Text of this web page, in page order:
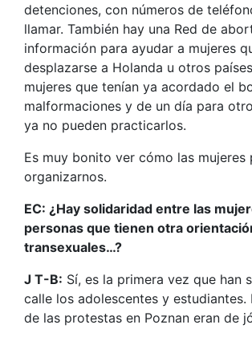
detenciones, con números de
llamar. También hay una Red de
información para ayudar a mujeres
desplazarse a Holanda u otros
mujeres que tenían ya acordado el
malformaciones y de un día para
ya no pueden practicarlos.
Es muy bonito ver cómo las mujeres
organizarnos.
EC: ¿Hay solidaridad entre las
personas que tienen otra
transexuales…?
J T-B: Sí, es la primera vez que han
calle los adolescentes y estudiantes.
de las protestas en Poznan eran de